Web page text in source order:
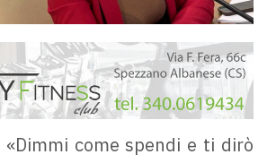
«Dimmi come spendi e ti dirò